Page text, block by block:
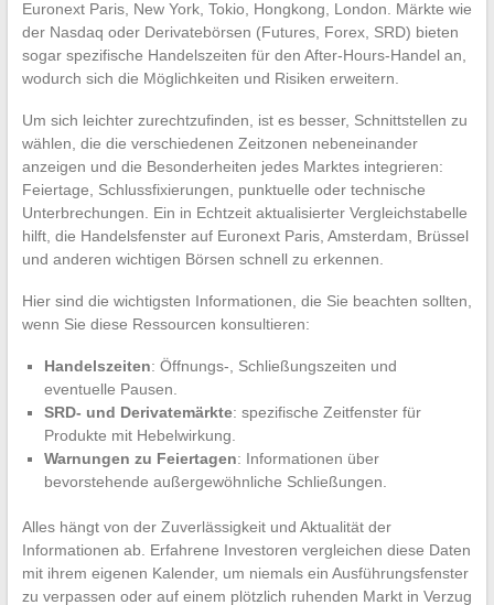
Euronext Paris, New York, Tokio, Hongkong, London. Märkte wie
der Nasdaq oder Derivatebörsen (Futures, Forex, SRD) bieten
sogar spezifische Handelszeiten für den After-Hours-Handel an,
wodurch sich die Möglichkeiten und Risiken erweitern.
Um sich leichter zurechtzufinden, ist es besser, Schnittstellen zu
wählen, die die verschiedenen Zeitzonen nebeneinander
anzeigen und die Besonderheiten jedes Marktes integrieren:
Feiertage, Schlussfixierungen, punktuelle oder technische
Unterbrechungen. Ein in Echtzeit aktualisierter Vergleichstabelle
hilft, die Handelsfenster auf Euronext Paris, Amsterdam, Brüssel
und anderen wichtigen Börsen schnell zu erkennen.
Hier sind die wichtigsten Informationen, die Sie beachten sollten,
wenn Sie diese Ressourcen konsultieren:
Handelszeiten: Öffnungs-, Schließungszeiten und
eventuelle Pausen.
SRD- und Derivatemärkte: spezifische Zeitfenster für
Produkte mit Hebelwirkung.
Warnungen zu Feiertagen: Informationen über
bevorstehende außergewöhnliche Schließungen.
Alles hängt von der Zuverlässigkeit und Aktualität der
Informationen ab. Erfahrene Investoren vergleichen diese Daten
mit ihrem eigenen Kalender, um niemals ein Ausführungsfenster
zu verpassen oder auf einem plötzlich ruhenden Markt in Verzug